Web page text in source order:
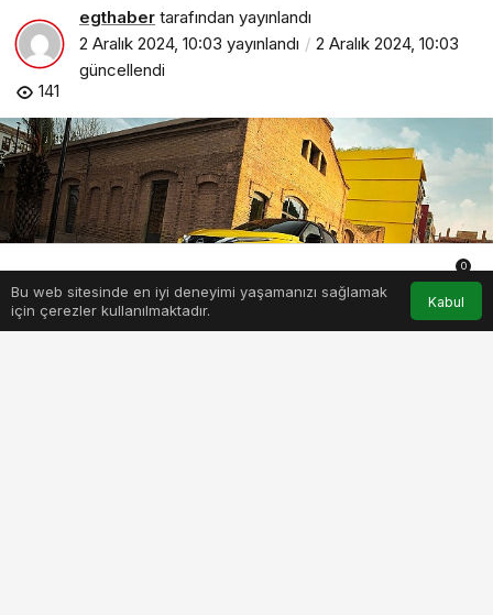
egthaber tarafından yayınlandı
2 Aralık 2024, 10:03 yayınlandı
2 Aralık 2024, 10:03
güncellendi
141
Bu web sitesinde en iyi deneyimi yaşamanızı sağlamak
için çerezler kullanılmaktadır.
Kabul
Anasayfa Akış Hesabım Bildirimler
0